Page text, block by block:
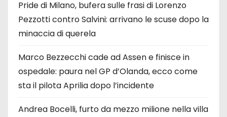
Pride di Milano, bufera sulle frasi di Lorenzo
Pezzotti contro Salvini: arrivano le scuse dopo la
minaccia di querela
Marco Bezzecchi cade ad Assen e finisce in
ospedale: paura nel GP d’Olanda, ecco come
sta il pilota Aprilia dopo l’incidente
Andrea Bocelli, furto da mezzo milione nella villa